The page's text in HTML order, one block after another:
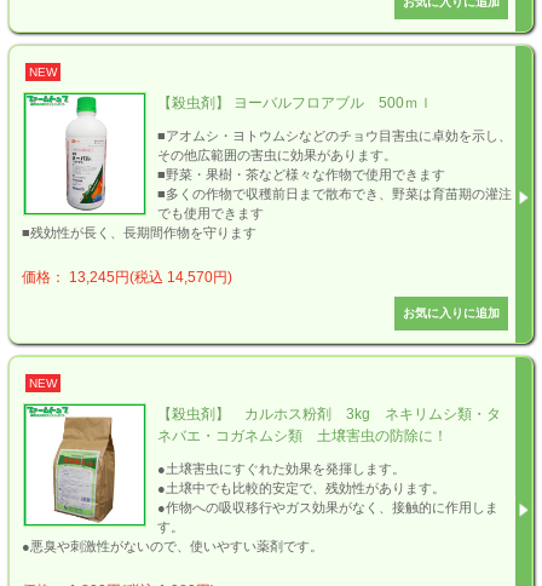
NEW
【殺虫剤】 ヨーバルフロアブル 500ｍｌ
■アオムシ・ヨトウムシなどのチョウ目害虫に卓効を示し、
その他広範囲の害虫に効果があります。
■野菜・果樹・茶など様々な作物で使用できます
■多くの作物で収穫前日まで散布でき、野菜は育苗期の灌注
でも使用できます
■残効性が長く、長期間作物を守ります
価格： 13,245円(税込 14,570円)
NEW
【殺虫剤】 カルホス粉剤 3kg ネキリムシ類・タ
ネバエ・コガネムシ類 土壌害虫の防除に！
●土壌害虫にすぐれた効果を発揮します。
●土壌中でも比較的安定で、残効性があります。
●作物への吸収移行やガス効果がなく、接触的に作用しま
す。
●悪臭や刺激性がないので、使いやすい薬剤です。